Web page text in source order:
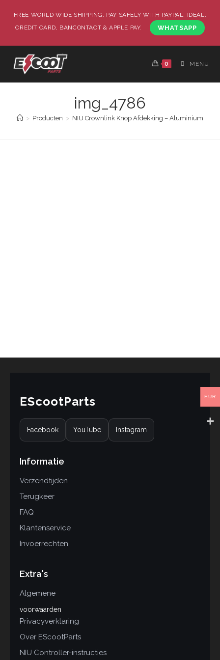
FREE WORLD WIDE SHIPPING, PAY SAFELY WITH PAYPAL, IDEAL,
CREDIT CARD, BANCONTACT & APPLE PAY.
WHATSAPP
0 MENU
img_4786
> Producten > NIU Crownlink Knop Afdekking – Aluminium
EScootParts
Facebook YouTube Instagram
Informatie
Verzendtijden
Terugkeer
FAQ
Klantenservice
Invoerrechten
Extra's
Algemene
voorwaarden
Privacyverklaring
Over EScootParts
NIU Controller-instructies
EUR